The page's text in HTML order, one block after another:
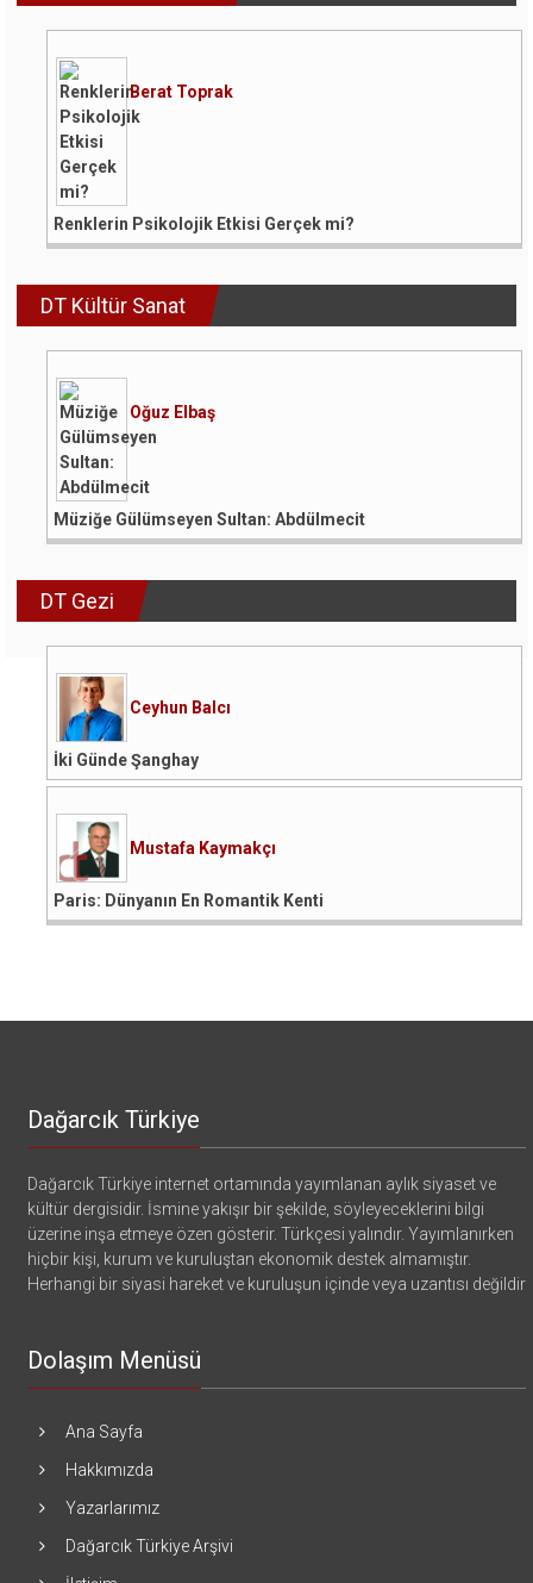
Berat Toprak
Renklerin Psikolojik Etkisi Gerçek mi?
DT Kültür Sanat
Oğuz Elbaş
Müziğe Gülümseyen Sultan: Abdülmecit
DT Gezi
Ceyhun Balcı
İki Günde Şanghay
Mustafa Kaymakçı
Paris: Dünyanın En Romantik Kenti
Dağarcık Türkiye
Dağarcık Türkiye internet ortamında yayımlanan aylık siyaset ve
kültür dergisidir. İsmine yakışır bir şekilde, söyleyeceklerini bilgi
üzerine inşa etmeye özen gösterir. Türkçesi yalındır. Yayımlanırken
hiçbir kişi, kurum ve kuruluştan ekonomik destek almamıştır.
Herhangi bir siyasi hareket ve kuruluşun içinde veya uzantısı değildir
Dolaşım Menüsü
Ana Sayfa
Hakkımızda
Yazarlarımız
Dağarcık Türkiye Arşivi